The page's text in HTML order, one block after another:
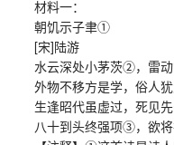
材料一：
朝饥示子聿①
[宋]陆游
水云深处小茅茨②，雷动
外物不移方是学，俗人犹
生逢昭代虽虚过，死见先
八十到头终强项③，欲将